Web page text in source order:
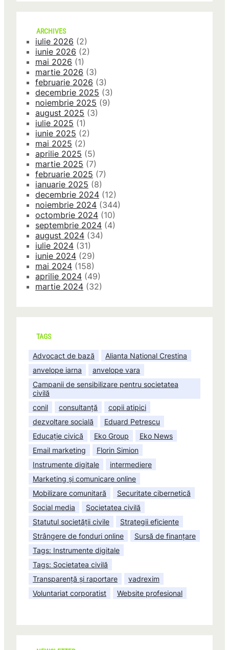
ARCHIVES
iulie 2026 (2)
iunie 2026 (2)
mai 2026 (1)
martie 2026 (3)
februarie 2026 (3)
decembrie 2025 (3)
noiembrie 2025 (9)
august 2025 (3)
iulie 2025 (1)
iunie 2025 (2)
mai 2025 (2)
aprilie 2025 (5)
martie 2025 (7)
februarie 2025 (7)
ianuarie 2025 (8)
decembrie 2024 (12)
noiembrie 2024 (344)
octombrie 2024 (10)
septembrie 2024 (4)
august 2024 (34)
iulie 2024 (31)
iunie 2024 (29)
mai 2024 (158)
aprilie 2024 (49)
martie 2024 (32)
TAGS
Advocact de bază
Alianta National Crestina
anvelope iarna
anvelope vara
Campanii de sensibilizare pentru societatea
civilă
conil
consultanță
copii atipici
dezvoltare socială
Eduard Petrescu
Educație civică
Eko Group
Eko News
Email marketing
Florin Simion
Instrumente digitale
intermediere
Marketing și comunicare online
Mobilizare comunitară
Securitate cibernetică
Social media
Societatea civilă
Statutul societății civile
Strategii eficiente
Strângere de fonduri online
Sursă de finanțare
Tags: Instrumente digitale
Tags: Societatea civilă
Transparență și raportare
vadrexim
Voluntariat corporatist
Website profesional